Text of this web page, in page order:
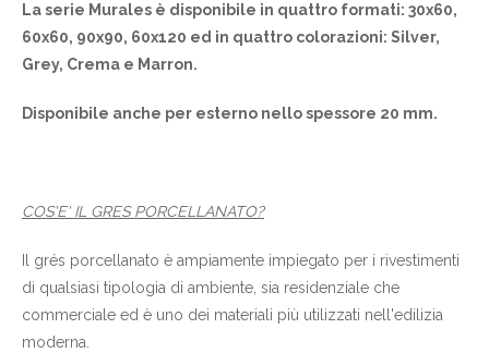
La serie Murales è disponibile in quattro formati: 30x60,
60x60, 90x90, 60x120 ed in quattro colorazioni: Silver,
Grey, Crema e Marron.
Disponibile anche per esterno nello spessore 20 mm.
COS'E' IL GRES PORCELLANATO?
Il grés porcellanato è ampiamente impiegato per i rivestimenti
di qualsiasi tipologia di ambiente, sia residenziale che
commerciale ed è uno dei materiali più utilizzati nell'edilizia
moderna.